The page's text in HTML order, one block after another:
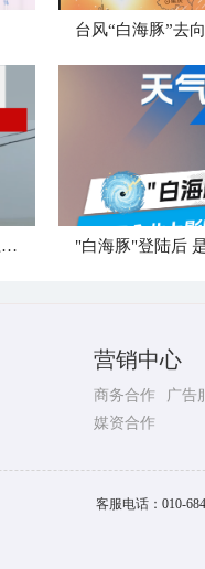
台风“白海豚”去
狂风卷巨浪 台风“白海豚”逼近浙江舟山
营销中心
商务合作
广告
媒资合作
客服电话： 010-